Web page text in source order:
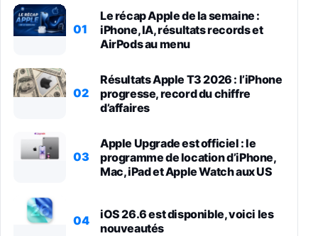
01
Le récap Apple de la semaine :
iPhone, IA, résultats records et
AirPods au menu
02
Résultats Apple T3 2026 : l’iPhone
progresse, record du chiffre
d’affaires
03
Apple Upgrade est officiel : le
programme de location d’iPhone,
Mac, iPad et Apple Watch aux US
04
iOS 26.6 est disponible, voici les
nouveautés